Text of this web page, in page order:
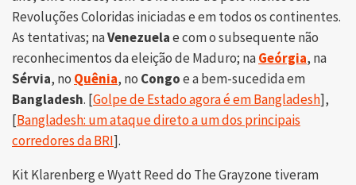
Revoluções Coloridas iniciadas e em todos os continentes.
As tentativas; naVenezuelae com o subsequente não
reconhecimentos da eleição de Maduro; naGeórgia, na
Sérvia, no Quênia, no Congoe a bem-sucedida em
Bangladesh. [Golpe de Estado agora é em Bangladesh],
[Bangladesh: um ataque direto a um dos principais
corredores da BRI].
Kit Klarenberg e Wyatt Reed do The Grayzone tiveram